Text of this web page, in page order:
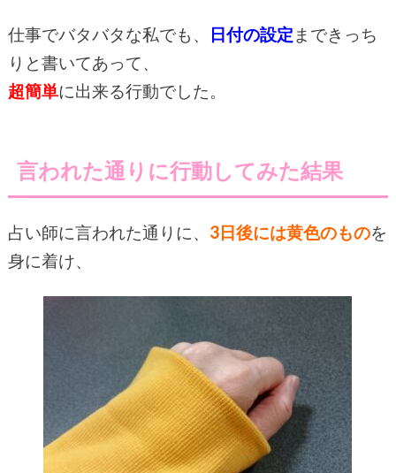
仕事でバタバタな私でも、 日付の設定 まできっち
りと書いてあって、
超簡単に出来る行動でした。
言われた通りに行動してみた結果
占い師に言われた通りに、 3日後には黄色のものを
身に着け、